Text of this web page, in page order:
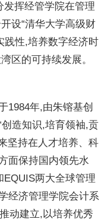
挥经管学院在管理
设“清华大学高级财
践性,培养数字经济时
区的可持续发展。
1984年,由朱镕基创
造知识,培育领袖,贡
坚持在人才培养、科
面保持国内领先水
两大全球管理
经济管理学院会计系
动建立,以培养优秀